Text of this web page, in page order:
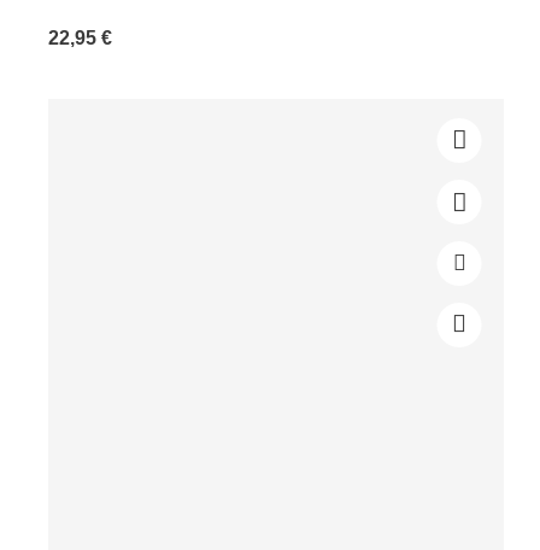
22,95 €Prix